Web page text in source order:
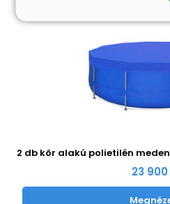
2 db kör alakú polietilén
23 900